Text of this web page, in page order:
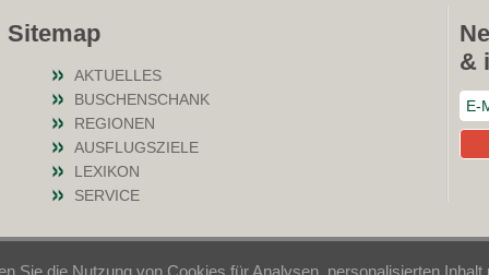
Sitemap
AKTUELLES
BUSCHENSCHANK
REGIONEN
AUSFLUGSZIELE
LEXIKON
SERVICE
&
Sie die Nutzung von Cookies für Analysen, personalisierten Inhalt